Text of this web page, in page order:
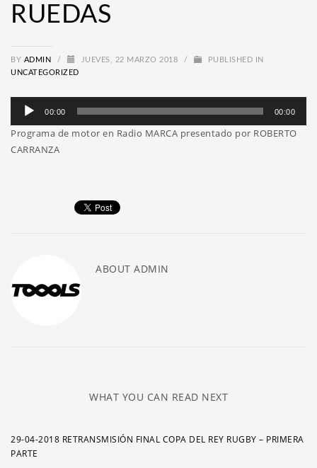
RUEDAS
BY ADMIN / JUEVES, 22 MARZO 2018 /
PUBLISHED IN
UNCATEGORIZED
Reproductor
audio
00:00 00:00
Programa de motor en Radio MARCA presentado por ROBERTO
CARRANZA
ABOUT ADMIN
WHAT YOU CAN READ NEXT
29-04-2018 RETRANSMISIÓN FINAL COPA DEL REY RUGBY – PRIMERA
PARTE